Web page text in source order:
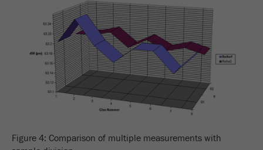
Figure 4: Comparison of multiple measurements with